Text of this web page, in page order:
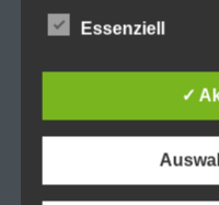
Tags:
psychischen,
sozialen Identität
b) betroffene
Betroffene
identifizierbare
Essenziell
✓